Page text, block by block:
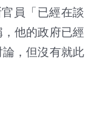
員「已經在談
他的政府已經
，但沒有就此